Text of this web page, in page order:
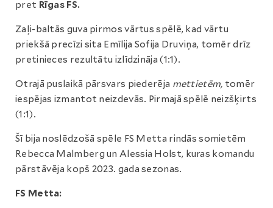
pret Rīgas FS.
Zaļi-baltās guva pirmos vārtus spēlē, kad vārtu
priekšā precīzi sita Emīlija Sofija Druviņa, tomēr drīz
pretinieces rezultātu izlīdzināja (1:1).
Otrajā puslaikā pārsvars piederēja mettietēm, tomēr
iespējas izmantot neizdevās. Pirmajā spēlē neizšķirts
(1:1).
Šī bija noslēdzošā spēle FS Metta rindās somietēm
Rebecca Malmberg un Alessia Holst, kuras komandu
pārstāvēja kopš 2023. gada sezonas.
FS Metta: